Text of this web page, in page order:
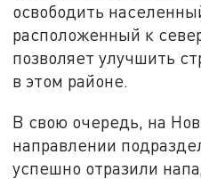
освободить
расположенный к
позволяет улучшить
в этом районе.
В свою очередь, на
направлении
успешно отразили